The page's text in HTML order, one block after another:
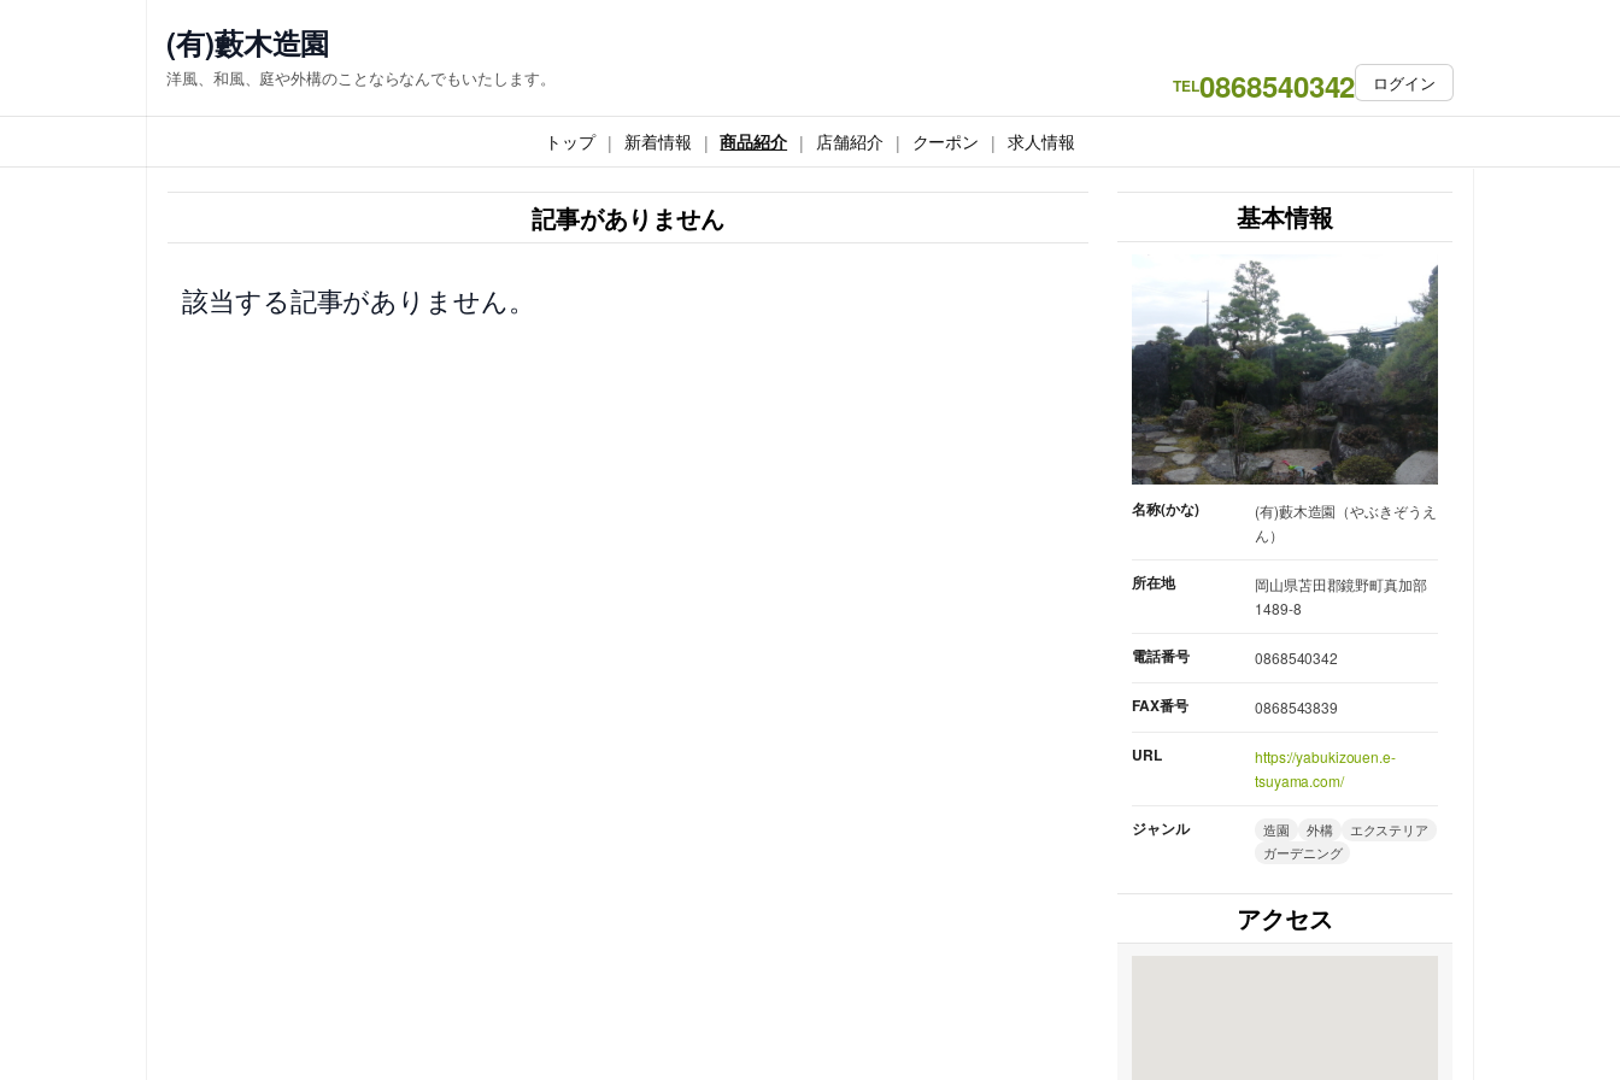
ス
キ
(有)藪木造園
洋風、和風、庭や外構のことならなんでもいたします。 TEL0868540342 ログイン
トップ 新着情報 商品紹介 店舗紹介 クーポン 求人情報
記事がありません
該当する記事がありません。
基本情報
名称(かな)
(有)藪木造園（やぶきぞうえ
ん）
所在地
岡山県苫田郡鏡野町真加部
1489-8
電話番号 0868540342
FAX番号 0868543839
URL
https://yabukizouen.e-
tsuyama.com/
ジャンル 造園 外構
エクステリア
ガーデニング
アクセス